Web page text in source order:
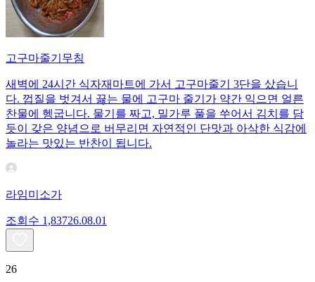
고구마줄기무침
새벽에 24시간 식자재마트에 가서 고구마줄기 3단을 샀습니
다. 껍질을 벗겨서 끓는 물에 고구마 줄기가 약간 익으면 얼른
찬물에 헹굽니다. 물기를 짜고, 밀가루 풀을 쑤어서 김치를 담
듯이 갖은 양념으로 버무리면 자연적인 단맛과 아삭한 식감에
놀라는 맛있는 반찬이 됩니다.
라임미소가
조회수 1,83726.08.01
26